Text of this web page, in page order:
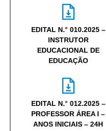
EDITAL N.° 010.2025 –
INSTRUTOR
EDUCACIONAL DE
EDUCAÇÃO
EDITAL N.° 012.2025 –
PROFESSOR ÁREA I –
ANOS INICIAIS – 24H